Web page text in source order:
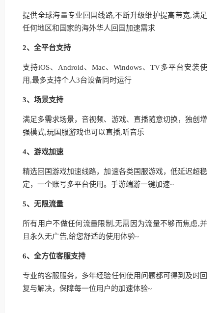
提供全球海量专业回国线路,不断升级维护提高带宽,满足
任何地区和国家的海外华人回国加速需求
2、全平台支持
支持iOS、Android、Mac、Windows、TV多平台安装使
用,最多支持个人3台设备同时运行
3、场景支持
满足多需求场景，音视频、游戏、直播随意切换，独创增
强模式,玩国服游戏也可以直播,听音乐
4、游戏加速
精选回国游戏加速线路，加速各类国服游戏，低延迟超稳
定，一个账号多平台使用。手游端游一键加速~
5、无限流量
所有用户不做任何流量限制,无需因为流量不够而焦虑,并
且永久无广告,给您舒适的使用体验~
6、全方位客服支持
专业的客服服务，多年经验任何使用问题都可得到及时回
复与解决，保障每一位用户的加速体验~